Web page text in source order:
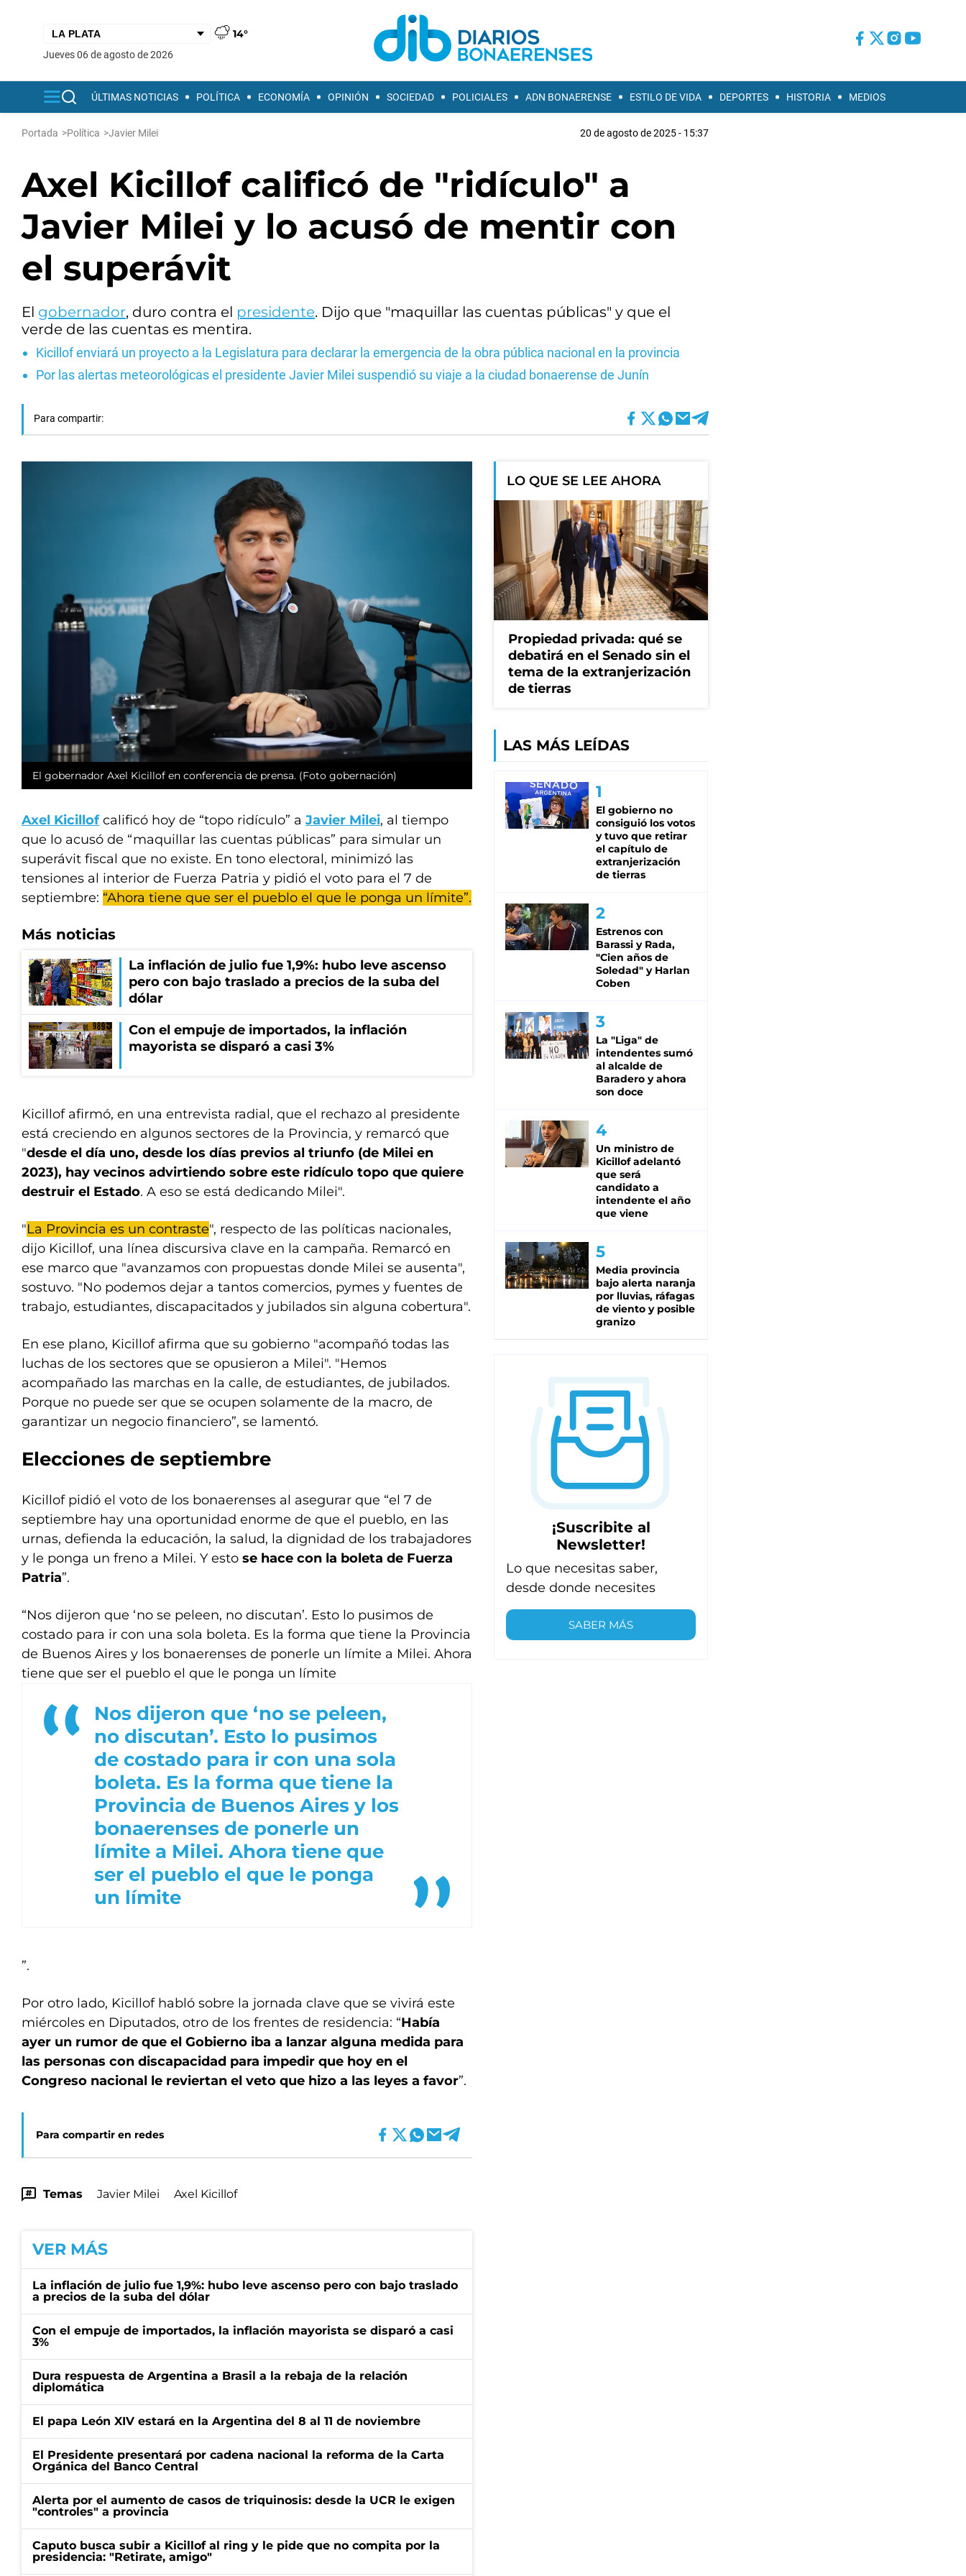
14°
jueves 06 de agosto de 2026
ÚLTIMAS NOTICIAS POLÍTICA ECONOMÍA OPINIÓN SOCIEDAD POLICIALES ADN BONAERENSE ESTILO DE VIDA DEPORTES HISTORIA MEDIOS
Portada >Política >Javier Milei 20 de agosto de 2025 - 15:37
Axel Kicillof calificó de "ridículo" a
Javier Milei y lo acusó de mentir con
el superávit
El gobernador, duro contra el presidente. Dijo que "maquillar las cuentas públicas" y que el
verde de las cuentas es mentira.
Kicillof enviará un proyecto a la Legislatura para declarar la emergencia de la obra pública nacional en la provincia
Por las alertas meteorológicas el presidente Javier Milei suspendió su viaje a la ciudad bonaerense de Junín
Para compartir:
El gobernador Axel Kicillof en conferencia de prensa. (Foto gobernación)
Axel Kicillofcalificó hoy de “topo ridículo” a Javier Milei, al tiempo
que lo acusó de “maquillar las cuentas públicas” para simular un
superávit fiscal que no existe. En tono electoral, minimizó las
tensiones al interior de Fuerza Patria y pidió el voto para el 7 de
septiembre: “Ahora tiene que ser el pueblo el que le ponga un límite”.
Más noticias
La inflación de julio fue 1,9%: hubo leve ascenso
pero con bajo traslado a precios de la suba del
dólar
Con el empuje de importados, la inflación
mayorista se disparó a casi 3%
Kicillof afirmó, en una entrevista radial, que el rechazo al presidente
está creciendo en algunos sectores de la Provincia, y remarcó que
"desde el día uno, desde los días previos al triunfo (de Milei en
2023), hay vecinos advirtiendo sobre este ridículo topo que quiere
destruir el Estado. A eso se está dedicando Milei".
"La Provincia es un contraste", respecto de las políticas nacionales,
dijo Kicillof, una línea discursiva clave en la campaña. Remarcó en
ese marco que "avanzamos con propuestas donde Milei se ausenta",
sostuvo. "No podemos dejar a tantos comercios, pymes y fuentes de
trabajo, estudiantes, discapacitados y jubilados sin alguna cobertura".
En ese plano, Kicillof afirma que su gobierno "acompañó todas las
luchas de los sectores que se opusieron a Milei". "Hemos
acompañado las marchas en la calle, de estudiantes, de jubilados.
Porque no puede ser que se ocupen solamente de la macro, de
garantizar un negocio financiero”, se lamentó.
Elecciones de septiembre
Kicillof pidió el voto de los bonaerenses al asegurar que “el 7 de
septiembre hay una oportunidad enorme de que el pueblo, en las
urnas, defienda la educación, la salud, la dignidad de los trabajadores
y le ponga un freno a Milei. Y esto se hace con la boleta de Fuerza
Patria”.
“Nos dijeron que ‘no se peleen, no discutan’. Esto lo pusimos de
costado para ir con una sola boleta. Es la forma que tiene la Provincia
de Buenos Aires y los bonaerenses de ponerle un límite a Milei. Ahora
tiene que ser el pueblo el que le ponga un límite
Nos dijeron que ‘no se peleen,
no discutan’. Esto lo pusimos
de costado para ir con una sola
boleta. Es la forma que tiene la
Provincia de Buenos Aires y los
bonaerenses de ponerle un
límite a Milei. Ahora tiene que
ser el pueblo el que le ponga
un límite
”.
Por otro lado, Kicillof habló sobre la jornada clave que se vivirá este
miércoles en Diputados, otro de los frentes de residencia: “Había
ayer un rumor de que el Gobierno iba a lanzar alguna medida para
las personas con discapacidad para impedir que hoy en el
Congreso nacional le reviertan el veto que hizo a las leyes a favor”.
Para compartir en redes
Temas Javier Milei Axel Kicillof
VER MÁS
La inflación de julio fue 1,9%: hubo leve ascenso pero con bajo traslado
a precios de la suba del dólar
Con el empuje de importados, la inflación mayorista se disparó a casi
3%
Dura respuesta de Argentina a Brasil a la rebaja de la relación
diplomática
El papa León XIV estará en la Argentina del 8 al 11 de noviembre
El Presidente presentará por cadena nacional la reforma de la Carta
Orgánica del Banco Central
Alerta por el aumento de casos de triquinosis: desde la UCR le exigen
"controles" a provincia
Caputo busca subir a Kicillof al ring y le pide que no compita por la
presidencia: "Retirate, amigo"
LO QUE SE LEE AHORA
Propiedad privada: qué se
debatirá en el Senado sin el
tema de la extranjerización
de tierras
LAS MÁS LEÍDAS
El gobierno no
consiguió los votos
y tuvo que retirar
el capítulo de
extranjerización
de tierras
Estrenos con
Barassi y Rada,
"Cien años de
Soledad" y Harlan
Coben
La "Liga" de
intendentes sumó
al alcalde de
Baradero y ahora
son doce
Un ministro de
Kicillof adelantó
que será
candidato a
intendente el año
que viene
Media provincia
bajo alerta naranja
por lluvias, ráfagas
de viento y posible
granizo
¡Suscribite al
Newsletter!
Lo que necesitas saber,
desde donde necesites
SABER MÁS